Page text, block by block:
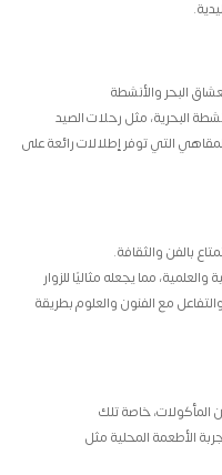
.
البحر والأنشطة
البحرية، مثل رحلات الصيد
التي توفر إطلالات رائعة على
بالفن والثقافة.
مما يجعله مثاليًا للزوار
مع الفنون والعلوم بطريقة
المأكولات، خاصة تلك
الأطعمة المحلية مثل